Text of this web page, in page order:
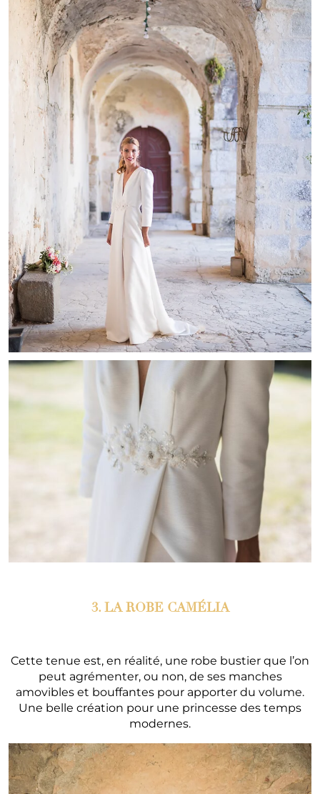
3. LA ROBE CAMÉLIA
Cette tenue est, en réalité, une robe bustier que l’on
peut agrémenter, ou non, de ses manches
amovibles et bouffantes pour apporter du volume.
Une belle création pour une princesse des temps
modernes.